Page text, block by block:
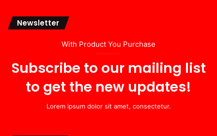
Newsletter
With Product You Purchase
Subscribe to our mailing list
to get the new updates!
Lorem ipsum dolor sit amet, consectetur.